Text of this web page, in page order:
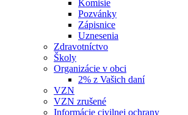
Komisie
Pozvánky
Zápisnice
Uznesenia
Zdravotníctvo
Školy
Organizácie v obci
2% z Vašich daní
VZN
VZN zrušené
Informácie civilnej ochrany